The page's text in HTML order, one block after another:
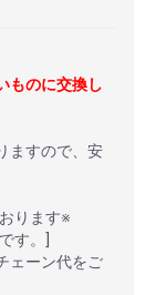
ものに交換し
ますので、安
ります※
。]
ェーン代をご